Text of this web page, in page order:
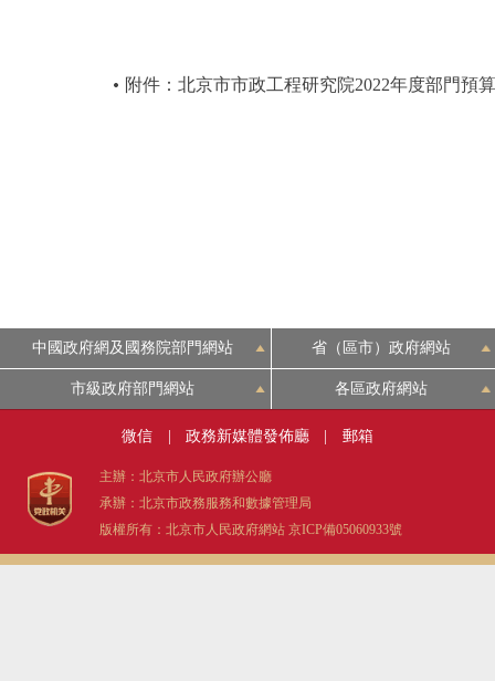
附件：北京市市政工程研究院2022年度部門預
中國政府網及國務院部門網站 省（區市）政府網站
市級政府部門網站 各區政府網站
微信 政務新媒體發佈廳 郵箱
主辦：北京市人民政府辦公廳
承辦：北京市政務服務和數據管理局
版權所有：北京市人民政府網站 京ICP備05060933號